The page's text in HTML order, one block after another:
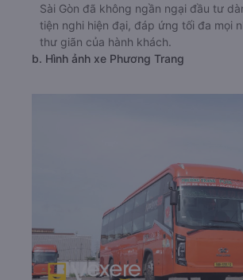
Sài Gòn đã không ngần ngại đầu tư
tiện nghi hiện đại, đáp ứng tối đa mọi
thư giãn của hành khách.
b. Hình ảnh xe Phương Trang